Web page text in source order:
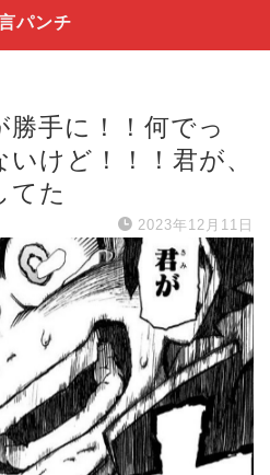
パンチ
勝手に！！何でっ
けど！！！君が、
てた
2023年12月11日